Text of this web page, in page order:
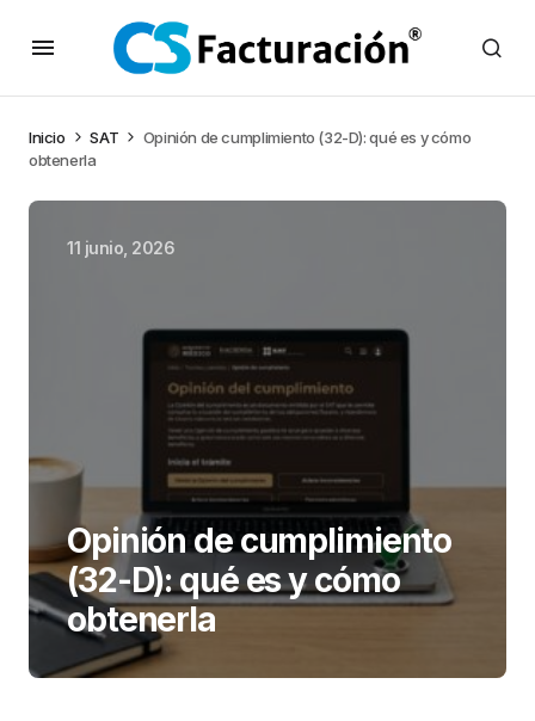
Inicio SAT
Opinión de cumplimiento (32-D): qué es y cómo
obtenerla
11 junio, 2026
Opinión de cumplimiento
(32-D): qué es y cómo
obtenerla